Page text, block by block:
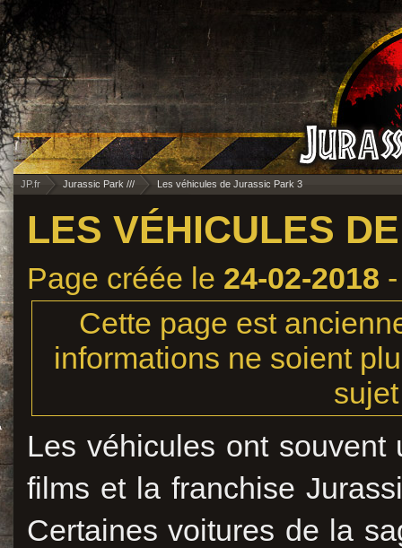
JP.fr Jurassic Park /// Les véhicules de Jurassic Park 3
LES VÉHICULES
Page créée le 24-02-2018
Cette page est
informations ne soient
Les véhicules ont
films et la franchise
Certaines voitures de la